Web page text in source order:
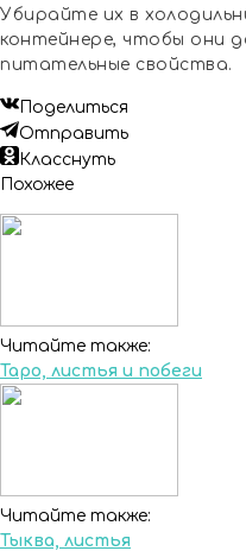
Убирайте их в
контейнере, чтобы они
питательные свойства.
Поделиться
Отправить
Класснуть
Похожее
Читайте также:
Таро, листья и побеги
Читайте также:
Тыква, листья